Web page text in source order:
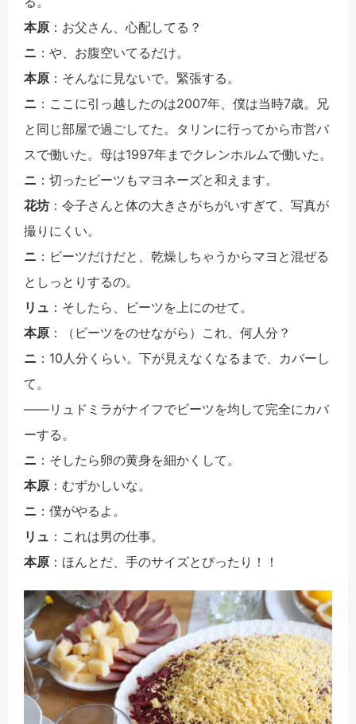
本原 ：お父さん、心配してる？
ニ ：や、お腹空いてるだけ。
本原 ：そんなに見ないで。緊張する。
ニ ：ここに引っ越したのは2007年、僕は当時7歳。兄
と同じ部屋で過ごしてた。タリンに行ってから市営バ
スで働いた。母は1997年までクレンホルムで働いた。
ニ ：切ったビーツもマヨネーズと和えます。
花坊 ：令子さんと体の大きさがちがいすぎて、写真が
撮りにくい。
ニ ：ビーツだけだと、乾燥しちゃうからマヨと混ぜる
としっとりするの。
リュ ：そしたら、ビーツを上にのせて。
本原 ：（ビーツをのせながら）これ、何人分？
ニ ：10人分くらい。下が見えなくなるまで、カバーし
て。
――リュドミラがナイフでビーツを均して完全にカバ
ーする。
ニ ：そしたら卵の黄身を細かくして。
本原 ：むずかしいな。
ニ ：僕がやるよ。
リュ ：これは男の仕事。
本原 ：ほんとだ、手のサイズとぴったり！！